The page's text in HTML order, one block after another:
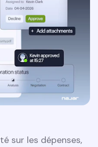
sur les dépenses,